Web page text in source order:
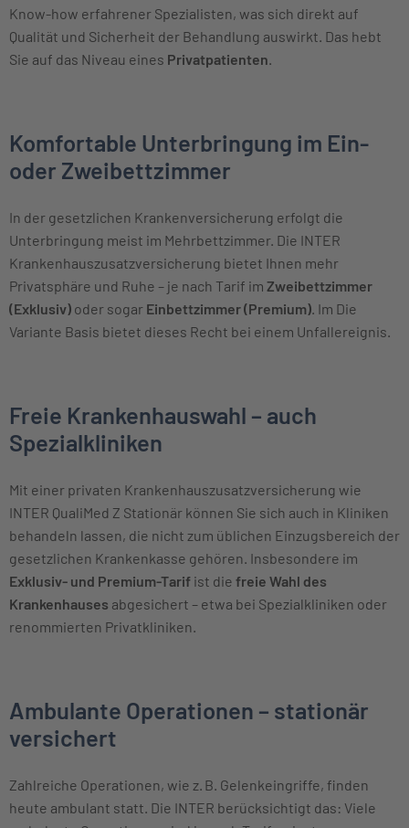
Know-how erfahrener Spezialisten, was sich direkt auf
Qualität und Sicherheit der Behandlung auswirkt. Das hebt
Sie auf das Niveau eines Privatpatienten
Komfortable Unterbringung im Ein-
oder Zweibettzimmer
In der gesetzlichen Krankenversicherung erfolgt die
Unterbringung meist im Mehrbettzimmer. Die INTER
Krankenhauszusatzversicherung bietet Ihnen mehr
Privatsphäre und Ruhe – je nach Tarif im Zweibettzimmer
(Exklusiv) oder sogar Einbettzimmer (Premium) . Im Die
Variante Basis bietet dieses Recht bei einem Unfallereignis.
Freie Krankenhauswahl – auch
Spezialkliniken
Mit einer privaten Krankenhauszusatzversicherung wie
INTER QualiMed Z Stationär können Sie sich auch in Kliniken
behandeln lassen, die nicht zum üblichen Einzugsbereich der
gesetzlichen Krankenkasse gehören. Insbesondere im
Exklusiv- und Premium-Tarif ist die freie Wahl des
Krankenhauses abgesichert – etwa bei Spezialkliniken oder
renommierten Privatkliniken.
Ambulante Operationen – stationär
versichert
Zahlreiche Operationen, wie z. B. Gelenkeingriffe, finden
heute ambulant statt. Die INTER berücksichtigt das: Viele